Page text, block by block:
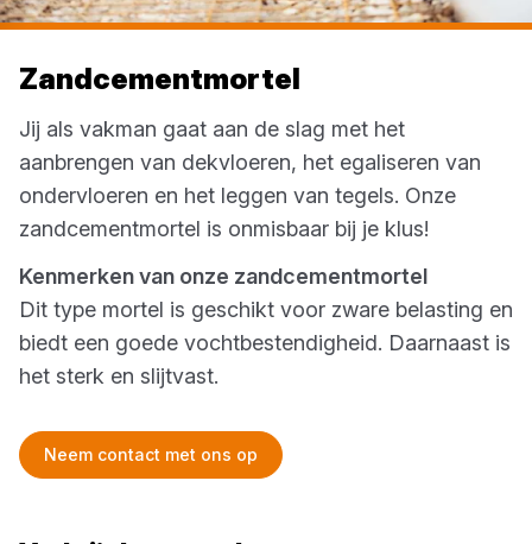
Zandcementmortel
Jij als vakman gaat aan de slag met het
aanbrengen van dekvloeren, het egaliseren van
ondervloeren en het leggen van tegels. Onze
zandcementmortel is onmisbaar bij je klus!
Kenmerken van onze zandcementmortel
Dit type mortel is geschikt voor zware belasting en
biedt een goede vochtbestendigheid. Daarnaast is
het sterk en slijtvast.
Neem contact met ons op